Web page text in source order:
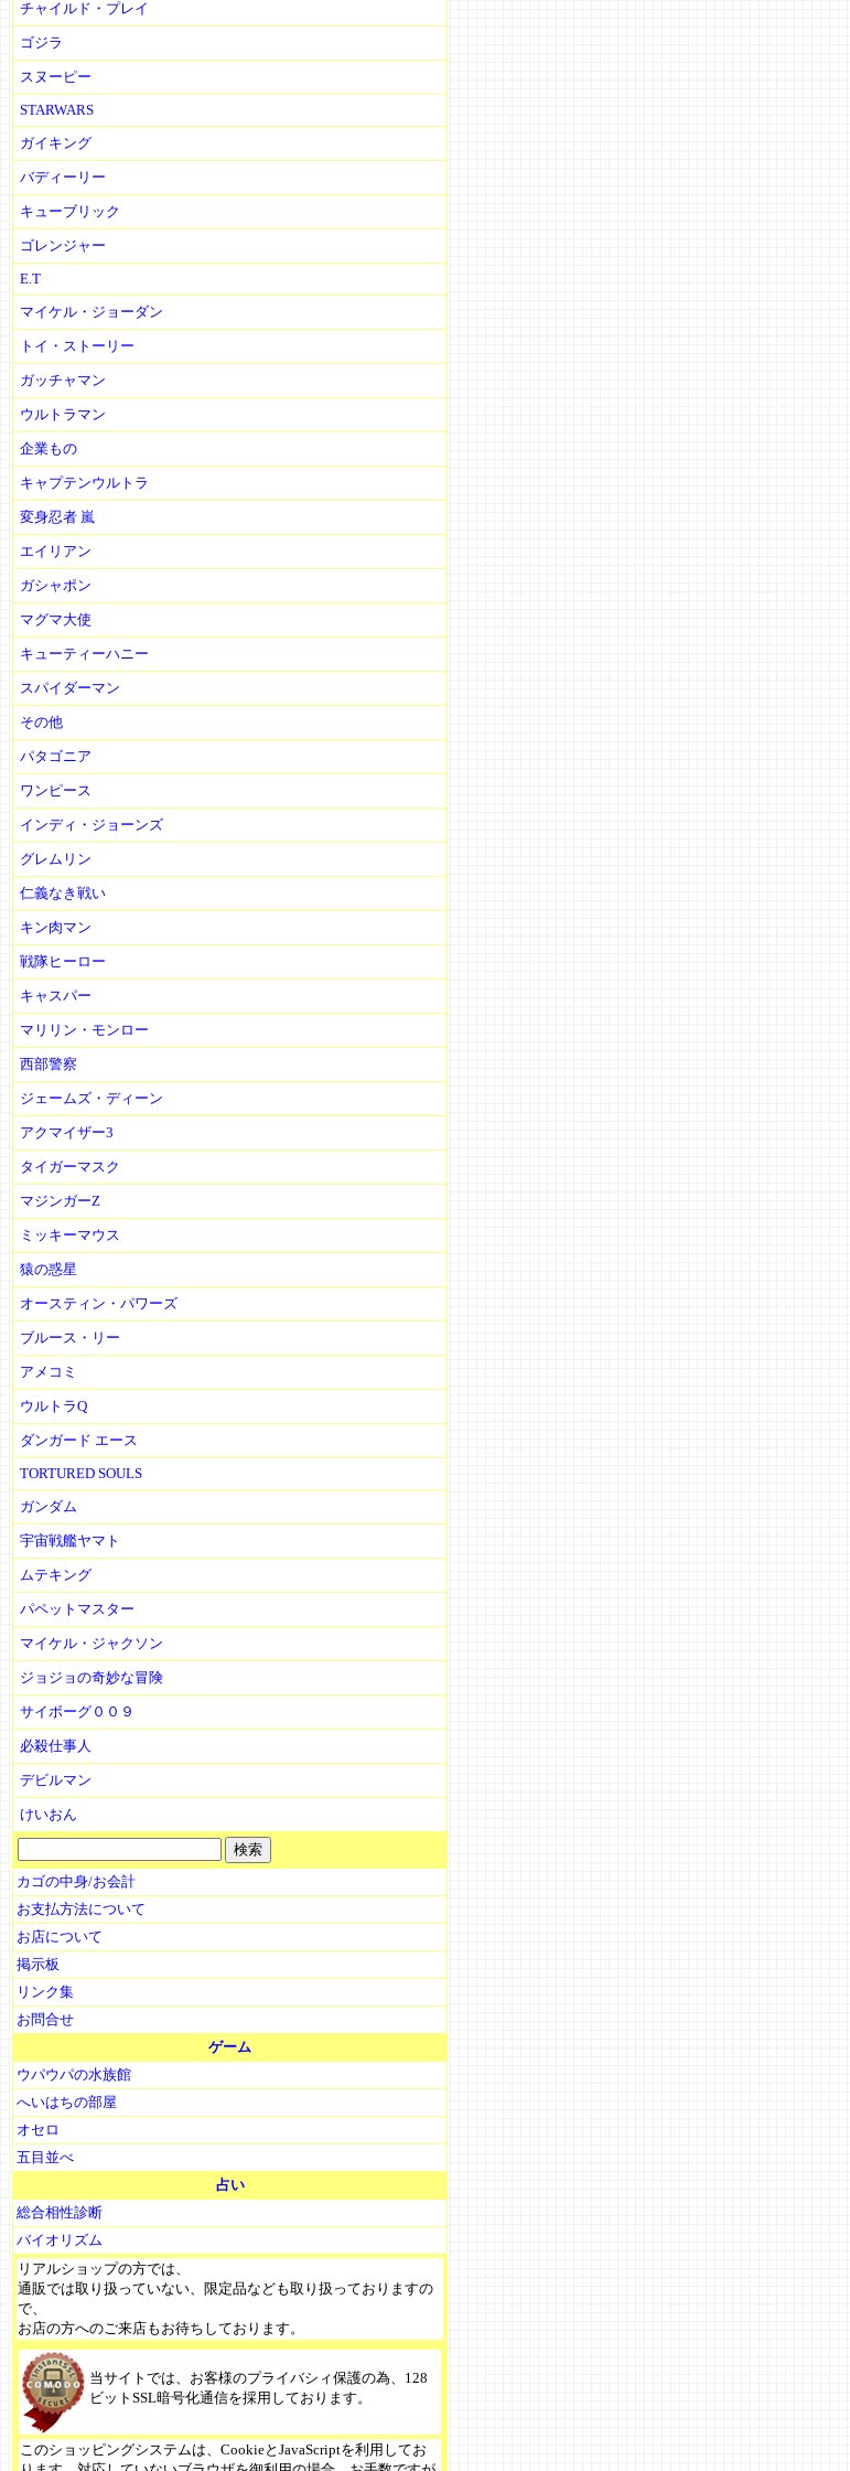
チャイルド・プレイ
ゴジラ
スヌーピー
STARWARS
ガイキング
バディーリー
キューブリック
ゴレンジャー
E.T
マイケル・ジョーダン
トイ・ストーリー
ガッチャマン
ウルトラマン
企業もの
キャプテンウルトラ
変身忍者 嵐
エイリアン
ガシャポン
マグマ大使
キューティーハニー
スパイダーマン
その他
パタゴニア
ワンピース
インディ・ジョーンズ
グレムリン
仁義なき戦い
キン肉マン
戦隊ヒーロー
キャスパー
マリリン・モンロー
西部警察
ジェームズ・ディーン
アクマイザー3
タイガーマスク
マジンガーZ
ミッキーマウス
猿の惑星
オースティン・パワーズ
ブルース・リー
アメコミ
ウルトラQ
ダンガード エース
TORTURED SOULS
ガンダム
宇宙戦艦ヤマト
ムテキング
パペットマスター
マイケル・ジャクソン
ジョジョの奇妙な冒険
サイボーグ００９
必殺仕事人
デビルマン
けいおん
カゴの中身/お会計
お支払方法について
お店について
掲示板
リンク集
お問合せ
ゲーム
ウパウパの水族館
へいはちの部屋
オセロ
五目並べ
占い
総合相性診断
バイオリズム
リアルショップの方では、
通販では取り扱っていない、限定品なども取り扱っておりますの
で、
お店の方へのご来店もお待ちしております。
当サイトでは、お客様のプライバシィ保護の為、128
ビットSSL暗号化通信を採用しております。
このショッピングシステムは、CookieとJavaScriptを利用してお